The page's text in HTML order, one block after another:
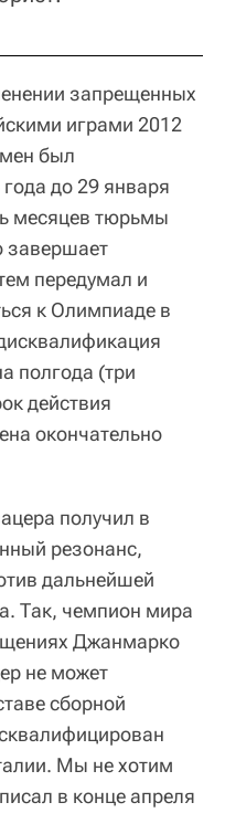
запрещенных
играми 2012
был
до 29 января
месяцев тюрьмы
завершает
передумал и
к Олимпиаде в
полгода (три
действия
окончательно
получил в
резонанс,
дальнейшей
Так, чемпион мира
Джанмарко
не может
сборной
Мы не хотим
в конце апреля